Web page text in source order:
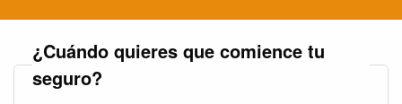
¿Cuándo quieres que comience tu
seguro?